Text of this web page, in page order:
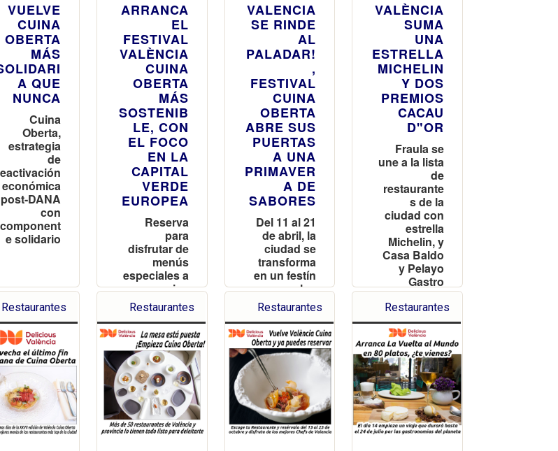
VUELVE
CUINA
OBERTA
MÁS
A QUE
NUNCA
Cuina
Oberta,
estrategia
de
económica
post-DANA
con
component
e solidario
ARRANCA
EL
FESTIVAL
VALÈNCIA
CUINA
OBERTA
MÁS
SOSTENIB
LE, CON
EL FOCO
EN LA
CAPITAL
VERDE
EUROPEA
Reserva
para
disfrutar de
menús
especiales a
precios
cerrados en
los mejores
restaurante
s de la
ciudad y
experiencia
s
gastronómi
cas únicas
VALENCIA
SE RINDE
AL
PALADAR!
,
FESTIVAL
CUINA
OBERTA
ABRE SUS
PUERTAS
A UNA
PRIMAVER
A DE
SABORES
Del 11 al 21
de abril, la
ciudad se
transforma
en un festín
para los
amantes de
la
gastronomí
a con una
edición
renovada
del Festival
Cuina
Oberta
VALÈNCIA
SUMA
UNA
ESTRELLA
MICHELIN
Y DOS
PREMIOS
CACAU
D"OR
Fraula se
une a la lista
de
restaurante
s de la
ciudad con
estrella
Michelin, y
Casa Baldo
y Pelayo
Gastro
Trinquet, al
de mejores
esmorzarets
Restaurantes Restaurantes Restaurantes Restaurantes